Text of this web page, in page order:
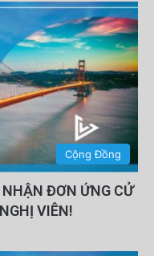
Cộng Đồng
NHẬN ĐƠN ỨNG CỬ
VIÊN!